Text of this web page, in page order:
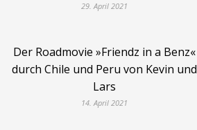
29. April 2021
Der Roadmovie »Friendz in a Benz«
durch Chile und Peru von Kevin und
Lars
14. April 2021